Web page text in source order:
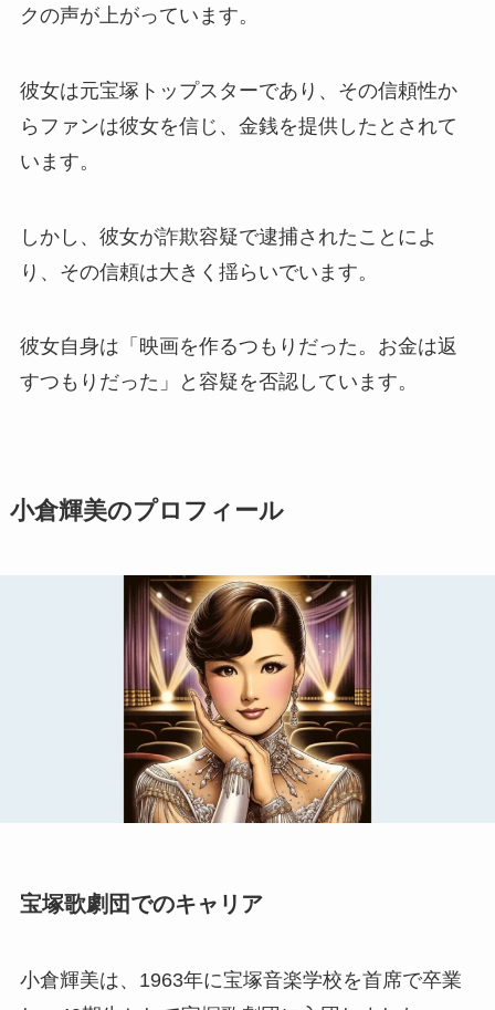
クの声が上がっています。
彼女は元宝塚トップスターであり、その信頼性か
らファンは彼女を信じ、金銭を提供したとされて
います。
しかし、彼女が詐欺容疑で逮捕されたことによ
り、その信頼は大きく揺らいでいます。
彼女自身は「映画を作るつもりだった。お金は返
すつもりだった」と容疑を否認しています。
小倉輝美のプロフィール
宝塚歌劇団でのキャリア
小倉輝美は、1963年に宝塚音楽学校を首席で卒業